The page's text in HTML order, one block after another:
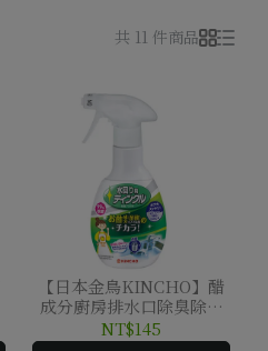
共 11 件商品
【日本金鳥KINCHO】醋
成分廚房排水口除臭除菌
洗淨劑300ML
NT$145